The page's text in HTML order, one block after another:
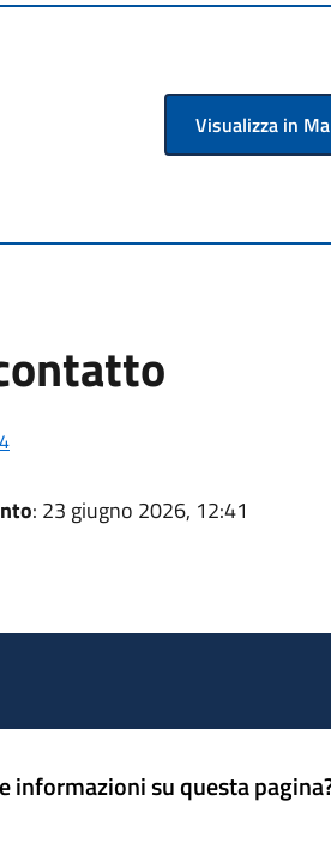
Visualizza in
: 23 giugno 2026, 12:41
informazioni su questa